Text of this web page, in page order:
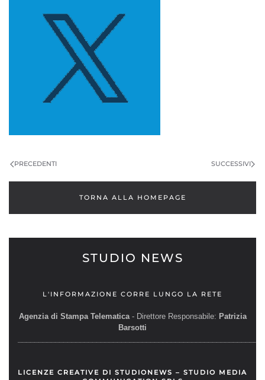
PRECEDENTI SUCCESSIVI
TORNA ALLA HOMEPAGE
STUDIO NEWS
L'INFORMAZIONE CORRE LUNGO LA RETE
Agenzia di Stampa Telematica- Direttore Responsabile: Patrizia
Barsotti
LICENZE CREATIVE DI STUDIONEWS – STUDIO MEDIA